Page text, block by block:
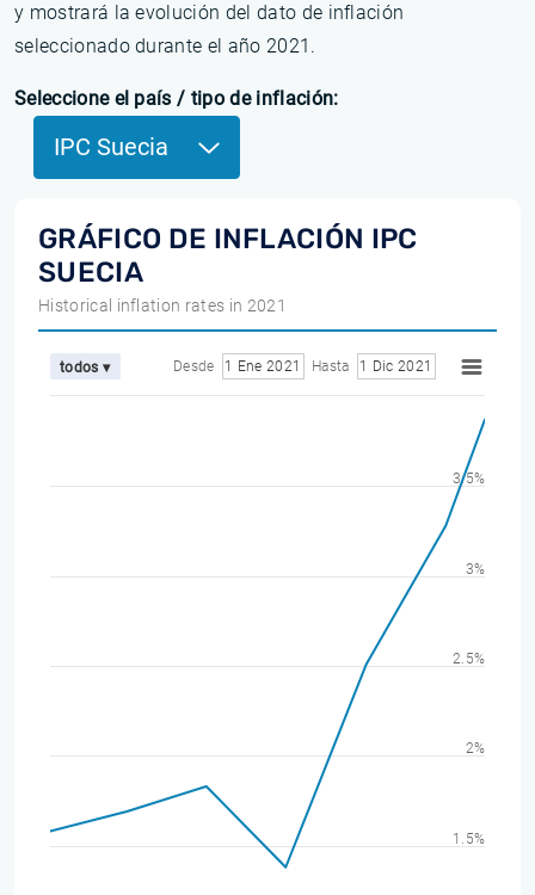
y mostrará la evolución del dato de inflación
seleccionado durante el año 2021.
Seleccione el país / tipo de inflación:
IPC Suecia
GRÁFICO DE INFLACIÓN IPC
SUECIA
Historical inflation rates in 2021
todos ▾ Desde 1 Ene 2021 Hasta 1 Dic 2021
1.5%
2%
2.5%
3%
3.5%